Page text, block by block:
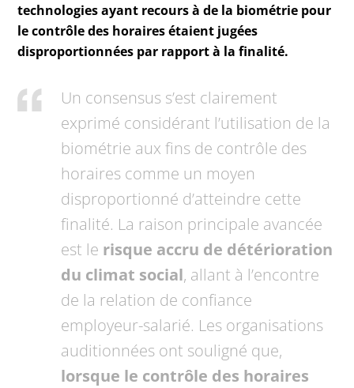
technologies ayant recours à de la biométrie pour
le contrôle des horaires étaient jugées
disproportionnées par rapport à la finalité.
Un consensus s’est clairement
exprimé considérant l’utilisation de la
biométrie aux fins de contrôle des
horaires comme un moyen
disproportionné d’atteindre cette
finalité. La raison principale avancée
est le risque accru de détérioration
du climat social, allant à l’encontre
de la relation de confiance
employeur-salarié. Les organisations
auditionnées ont souligné que,
lorsque le contrôle des horaires